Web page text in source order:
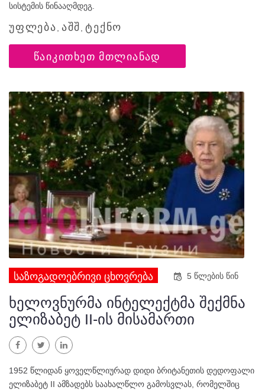
სისტემის წინააღმდეგ.
ᲣᲤᲚᲔᲑᲐ ᲐᲨᲨ ,ᲢᲔᲥᲜᲝ
ᲬᲐᲘᲙᲘᲗᲮᲔᲗ ᲛᲗᲚᲘᲐᲜᲐᲓ
ᲡᲐᲖᲝᲒᲐᲓᲝᲔᲑᲠᲘᲕᲘ ᲪᲮᲝᲕᲠᲔᲑᲐ 5 წლების წინ
ხელოვნურმა ინტელექტმა შექმნა
ელიზაბეტ II-ის მისამართი
ფეისბუქიTwitter
1952 წლიდან ყოველწლიურად დიდი ბრიტანეთის დედოფალი
ელიზაბეტ II ამზადებს საახალწლო გამოსვლას, რომელშიც